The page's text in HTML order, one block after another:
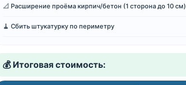
📐 Расширение проёма кирпич/бетон (1 сторона до 10 см)
🧹 Сбить штукатурку по периметру
💰 Итоговая стоимость: